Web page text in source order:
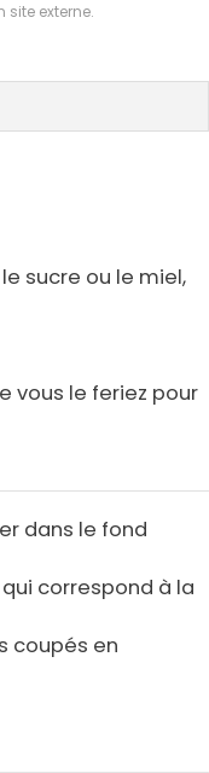
site externe.
sucre ou le miel,
vous le feriez pour
dans le fond
correspond à la
coupés en